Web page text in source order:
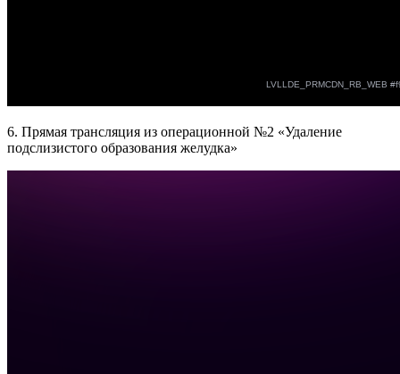
6. Прямая трансляция из операционной №2 «Удаление
подслизистого образования желудка»